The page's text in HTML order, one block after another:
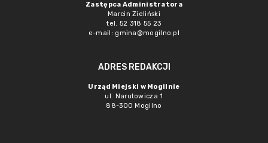
Zastępca Administratora
Marcin Zieliński
tel. 52 318 55 23
e-mail: gmina@mogilno.pl
ADRES REDAKCJI
Urząd Miejski w Mogilnie
ul. Narutowicza 1
88-300 Mogilno